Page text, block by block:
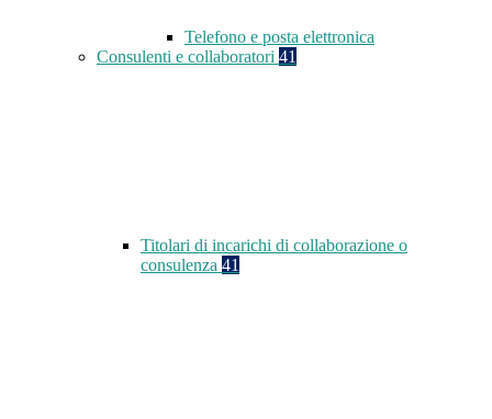
Telefono e posta elettronica
Consulenti e collaboratori 41
Titolari di incarichi di collaborazione o
consulenza 41